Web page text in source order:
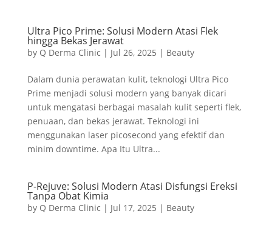
Ultra Pico Prime: Solusi Modern Atasi Flek
hingga Bekas Jerawat
by Q Derma Clinic | Jul 26, 2025 | Beauty
Dalam dunia perawatan kulit, teknologi Ultra Pico
Prime menjadi solusi modern yang banyak dicari
untuk mengatasi berbagai masalah kulit seperti flek,
penuaan, dan bekas jerawat. Teknologi ini
menggunakan laser picosecond yang efektif dan
minim downtime. Apa Itu Ultra...
P-Rejuve: Solusi Modern Atasi Disfungsi Ereksi
Tanpa Obat Kimia
by Q Derma Clinic | Jul 17, 2025 | Beauty